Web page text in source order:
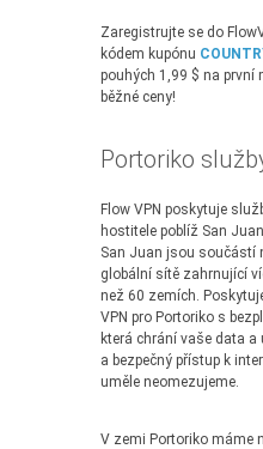
Zaregistrujte se do
kódem kupónu
pouhých 1,99 $ na první
běžné ceny!
Portoriko
Flow VPN poskytuje
hostitele poblíž San
San Juan jsou součástí
globální sítě zahrnující
než 60 zemích.
VPN pro Portoriko s
která chrání vaše data
a bezpečný přístup k
uměle neomezujeme.
V zemi Portoriko máme